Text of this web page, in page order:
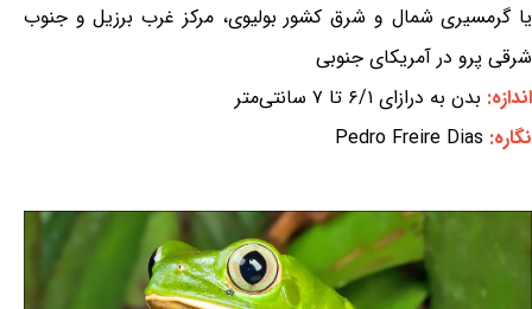
یا گرمسیری شمال و شرق کشور بولیوی، مرکز غرب برزیل و جنوب
شرقی پرو در آمریکای جنوبی
اندازه: بدن به درازای ۶/۱ تا ۷ سانتی‌متر
نگاره: Pedro Freire Dias